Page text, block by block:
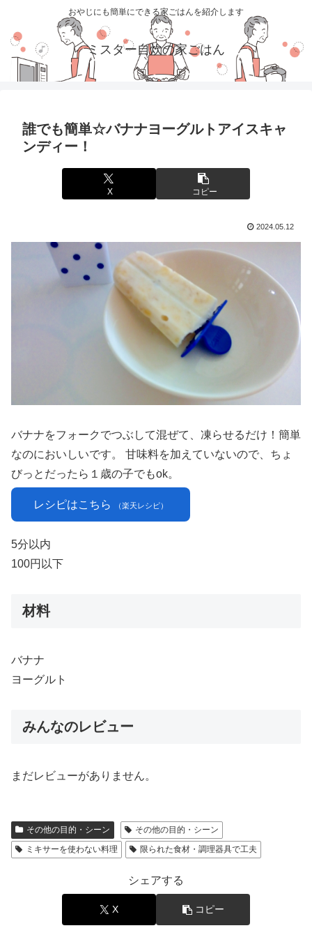
おやじにも簡単にできる家ごはんを紹介します
ミスター自炊の家ごはん
誰でも簡単☆バナナヨーグルトアイスキャ
ンディー！
X コピー
2024.05.12
バナナをフォークでつぶして混ぜて、凍らせるだけ！簡単
なのにおいしいです。 甘味料を加えていないので、ちょ
びっとだったら１歳の子でもok。
レシピはこちら （楽天レシピ）
5分以内
100円以下
材料
バナナ
ヨーグルト
みんなのレビュー
まだレビューがありません。
その他の目的・シーン
その他の目的・シーン
ミキサーを使わない料理
限られた食材・調理器具で工夫
シェアする
X コピー